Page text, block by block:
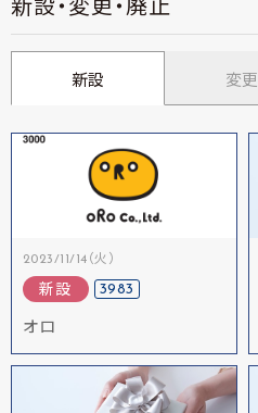
新設・変更・廃止
新設 変更
2023/11/14（火）
新設 3983
オロ